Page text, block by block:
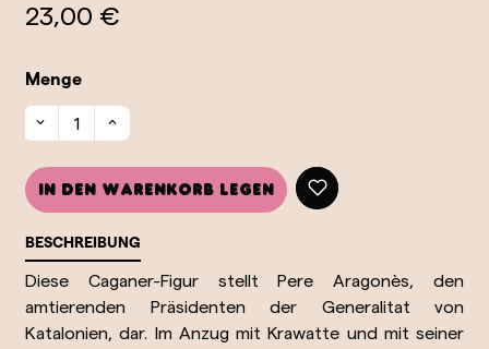
23,00 €
Menge
In den Warenkorb legen
BESCHREIBUNG
Diese Caganer-Figur stellt Pere Aragonès, den
amtierenden Präsidenten der Generalitat von
Katalonien, dar. Im Anzug mit Krawatte und mit seiner